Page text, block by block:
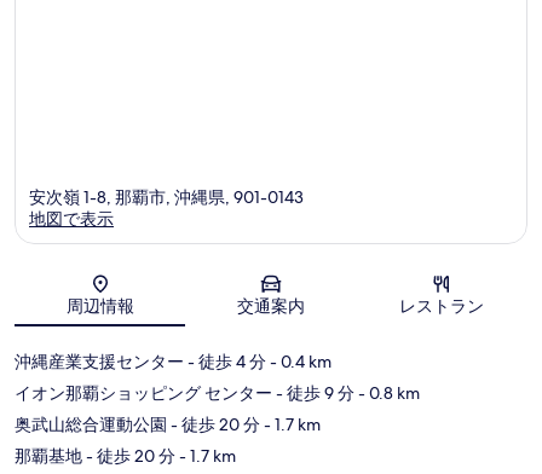
地図
安次嶺 1-8, 那覇市, 沖縄県, 901-0143
地図で表示
周辺情報 交通案内 レストラン
沖縄産業支援センター - 徒歩 4 分- 0.4 km
イオン那覇ショッピング センター - 徒歩 9 分- 0.8 km
奥武山総合運動公園 - 徒歩 20 分- 1.7 km
那覇基地- 徒歩 20 分- 1.7 km